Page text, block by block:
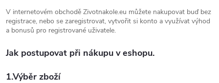
V internetovém obchodě Zivotnakole.eu můžete nakupovat buď bez
registrace, nebo se zaregistrovat, vytvořit si konto a využívat výhod
a bonusů pro registrované uživatele.
Jak postupovat při nákupu v eshopu.
1.Výběr zboží